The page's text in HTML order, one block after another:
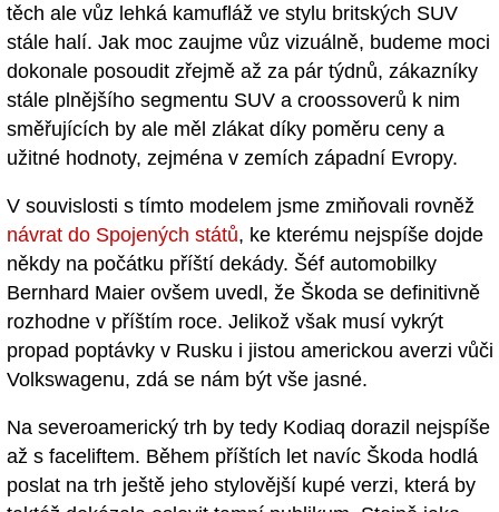
těch ale vůz lehká kamufláž ve stylu britských SUV
stále halí. Jak moc zaujme vůz vizuálně, budeme moci
dokonale posoudit zřejmě až za pár týdnů, zákazníky
stále plnějšího segmentu SUV a croossoverů k nim
směřujících by ale měl zlákat díky poměru ceny a
užitné hodnoty, zejména v zemích západní Evropy.
V souvislosti s tímto modelem jsme zmiňovali rovněž
návrat do Spojených států, ke kterému nejspíše dojde
někdy na počátku příští dekády. Šéf automobilky
Bernhard Maier ovšem uvedl, že Škoda se definitivně
rozhodne v příštím roce. Jelikož však musí vykrýt
propad poptávky v Rusku i jistou americkou averzi vůči
Volkswagenu, zdá se nám být vše jasné.
Na severoamerický trh by tedy Kodiaq dorazil nejspíše
až s faceliftem. Během příštích let navíc Škoda hodlá
poslat na trh ještě jeho stylovější kupé verzi, která by